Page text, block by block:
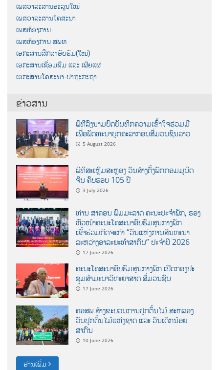
ເພສວາລະສານອະລຸນໃໝ່
ເພສວາລະສານໂຄສະນາ
ເພສຫ້ອງການ
ເພສຫ້ອງການ ສພທ
ເອກະສານສຶກສາອົບຮົມ(ໃໝ່)
ເອກະສານເຊື່ອມຊືມ ແລະ ເຜີຍແຜ່
ເອກະສານໂຄສະນາ-ປາຖະກະຖາ
ຂ່າວສານ
ພິທີລົງນາມບົດບັນທຶກຄວາມເຂົ້າໃຈຮ່ວມມື
ເພື່ອພັດທະນາບຸກຄະລາກອນສື່ມວນຊົນລາວ
5 August 2026
ພິທີສະເຫຼີມສະຫຼອງ ວັນສ້າງຕັ້ງພັກກອມມູນິດ
ຈີນ ຄົບຮອບ 105 ປີ
3 July 2026
ທ່ານ ສາຄອນ ພົມມະລາດ ຄະນະປະຈໍາພັກ, ຮອງ
ຫົວໜ້າຄະນະໂຄສະນາອົບຮົມສູນກາງພັກ
ເຂົ້າຮ່ວມກິດຈະກຳ “ວັນແຫ່ງການສົນທະນາ
ລະຫວ່າງອາລະຍະທຳສາກົນ” ປະຈຳປີ 2026
17 June 2026
ຄະນະໂຄສະນາອົບຮົມສູນກາງພັກ ເປີດກອງປະ
ຊຸມສຳມະນາວິທະຍາສາດ ສຶ່ມວນຊົນ
17 June 2026
ຄອສພ ສ້າງຂະບວນການປູກຕົ້ນໄມ້ ສະຫລອງ
ວັນປູກຕົ້ນໄມ້ແຫ່ງຊາດ ແລະ ວັນເດັກນ້ອຍ
ສາກົນ
10 June 2026
ອ່ານເພີ່ມ